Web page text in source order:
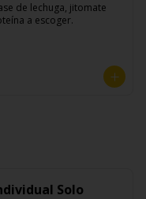
de lechuga, jitomate
a escoger.
Solo